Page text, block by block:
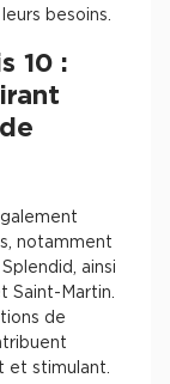
besoins.
10 :
notamment
ainsi
Saint-Martin.
de
et stimulant.